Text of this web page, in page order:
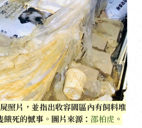
照片，並指出收容園區內有飼料堆
死的憾事。圖片來源： 邵柏虎 。